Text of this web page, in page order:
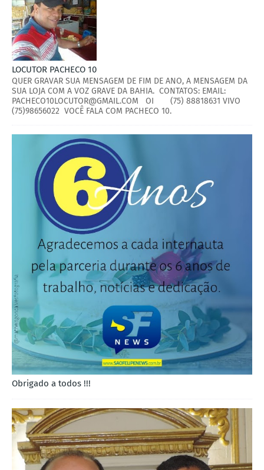
LOCUTOR PACHECO 10
QUER GRAVAR SUA MENSAGEM DE FIM DE ANO, A MENSAGEM DA
SUA LOJA COM A VOZ GRAVE DA BAHIA. CONTATOS: EMAIL:
PACHECO10LOCUTOR@GMAIL.COM OI (75) 88818631 VIVO
(75)98656022 VOCÊ FALA COM PACHECO 10.
Obrigado a todos !!!